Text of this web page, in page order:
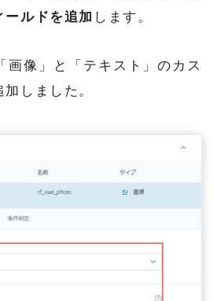
ールドを追加 します。
画像」と「テキスト」のカス
しました。